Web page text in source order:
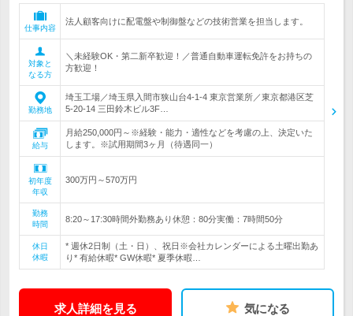
仕事内容
法人顧客向けに配電盤や制御盤などの技術営業を担当します。
対象と
なる方
＼未経験OK・第二新卒歓迎！／普通自動車運転免許をお持ちの
方歓迎！
勤務地
埼玉工場／埼玉県入間市狭山台4-1-4 東京営業所／東京都港区芝
5-20-14 三田鈴木ビル3F…
給与
月給250,000円～※経験・能力・適性などを考慮の上、決定いた
します。※試用期間3ヶ月（待遇同一）
初年度
年収
300万円～570万円
勤務
時間
8:20～17:30時間外勤務あり休憩：80分実働：7時間50分
休日
休暇
* 週休2日制（土・日）、祝日※会社カレンダーによる土曜出勤あ
り* 有給休暇* GW休暇* 夏季休暇…
求人詳細を見る 気になる